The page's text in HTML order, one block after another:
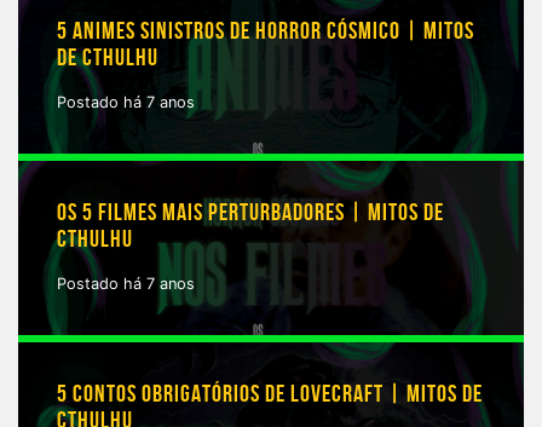
5 ANIMES SINISTROS DE HORROR CÓSMICO | MITOS
DE CTHULHU
Postado há 7 anos
OS 5 FILMES MAIS PERTURBADORES | MITOS DE
CTHULHU
Postado há 7 anos
5 CONTOS OBRIGATÓRIOS DE LOVECRAFT | MITOS DE
CTHULHU